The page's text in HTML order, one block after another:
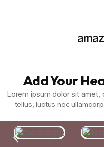
Add Your
Lorem ipsum dolor sit amet,
tellus, luctus nec